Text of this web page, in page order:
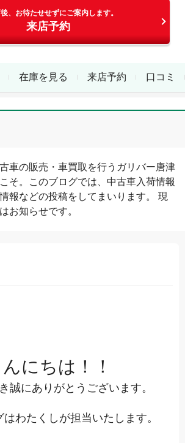
、お待たせせずにご案内します。
来店予約
在庫を見る 来店予約 口コミ
車の販売・車買取を行う ガリバー唐津
そ。このブログでは、中古車入荷情報
報などの投稿をしてまいります。 現
お知らせです。
にちは！！
誠にありがとうございます。
わたくしが担当いたします。